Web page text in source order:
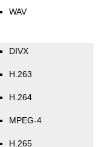
WAV
DIVX
H.263
H.264
MPEG-4
H.265